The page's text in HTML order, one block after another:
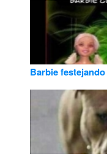
Barbie